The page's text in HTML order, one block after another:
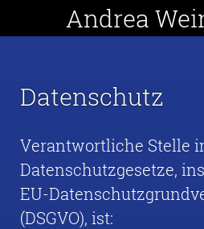
Andrea
Datenschutz
Verantwortliche Stelle
Datenschutzgesetze,
EU-
(DSGVO), ist: